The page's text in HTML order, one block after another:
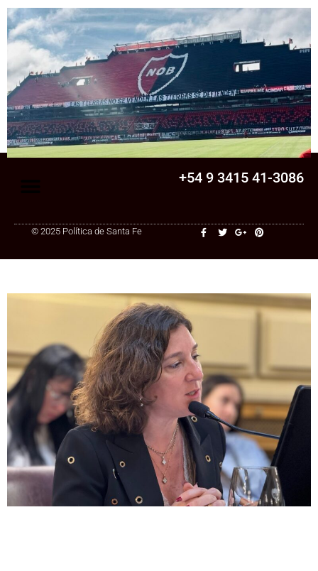
Senado
La Legislatura aprobó una ley clave para
una cooperativa de Santa Fe: ¿qué
cambia?
+54 9 3415 41-3086
© 2025 Política de Santa Fe